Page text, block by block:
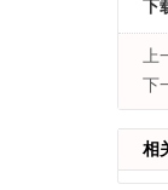
下
上
下
相